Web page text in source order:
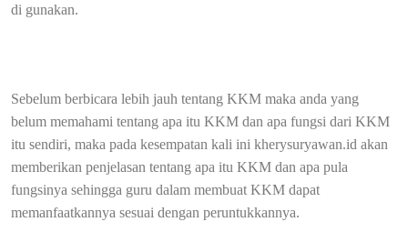
di gunakan.
Sebelum berbicara lebih jauh tentang KKM maka anda yang
belum memahami tentang apa itu KKM dan apa fungsi dari KKM
itu sendiri, maka pada kesempatan kali ini kherysuryawan.id akan
memberikan penjelasan tentang apa itu KKM dan apa pula
fungsinya sehingga guru dalam membuat KKM dapat
memanfaatkannya sesuai dengan peruntukkannya.